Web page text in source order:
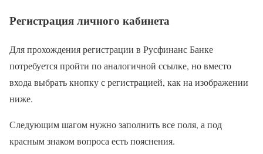
Регистрация личного кабинета
Для прохождения регистрации в Русфинанс Банке
потребуется пройти по аналогичной ссылке, но вместо
входа выбрать кнопку с регистрацией, как на изображении
ниже.
Следующим шагом нужно заполнить все поля, а под
красным знаком вопроса есть пояснения.